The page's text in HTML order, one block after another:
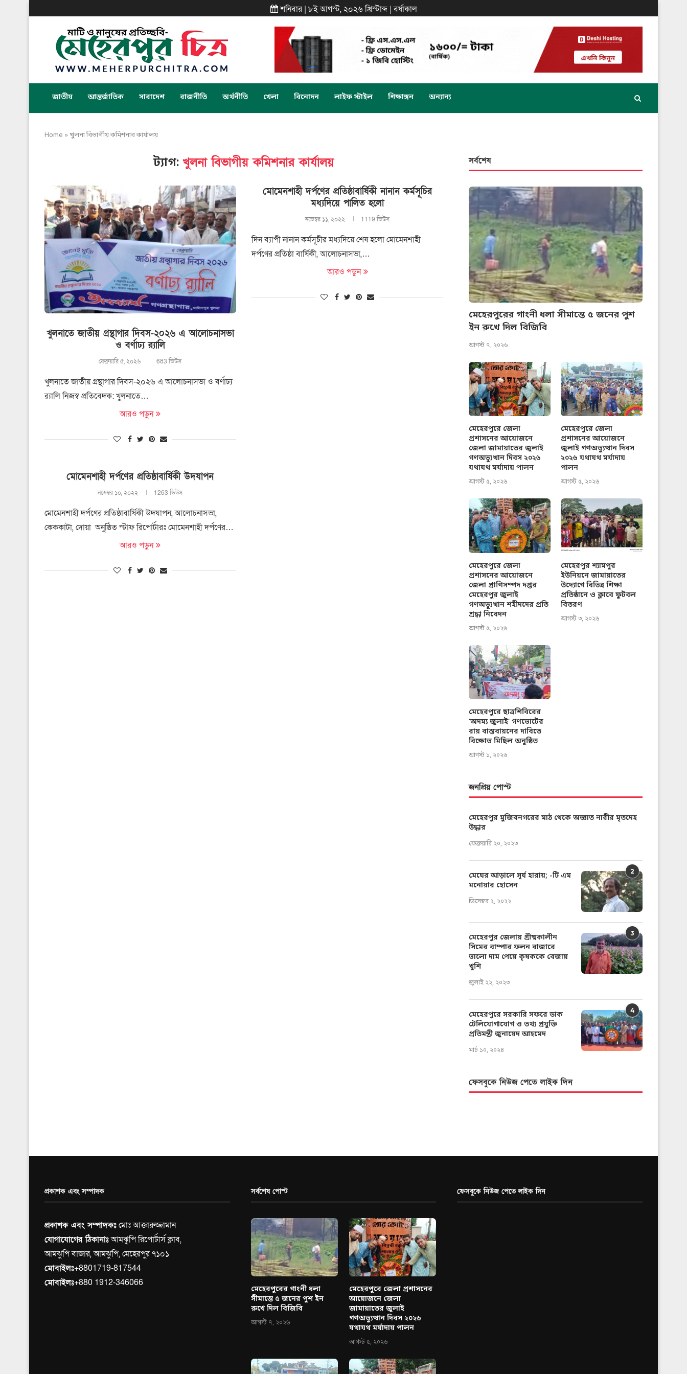
শনিবার | ৮ই আগস্ট, ২০২৬ খ্রিস্টাব্দ | বর্ষাকাল
জাতীয় আন্তর্জাতিক সারাদেশ রাজনীতি অর্থনীতি খেলা বিনোদন লাইফ স্টাইল শিক্ষাঙ্গন অন্যান্য
Home » খুলনা বিভাগীয় কমিশনার কার্যালয়
ট্যাগ:খুলনা বিভাগীয় কমিশনার কার্যালয়
খুলনাতে জাতীয় গ্রন্থাগার দিবস-২০২৬ এ আলোচনাসভা
ও বর্ণাঢ্য র‍্যালি
ফেব্রুয়ারি ৫, ২০২৬ 683 ভিউস
খুলনাতে জাতীয় গ্রন্থাগার দিবস-২০২৬ এ আলোচনাসভা ও বর্ণাঢ্য
র‍্যালি নিজস্ব প্রতিবেদক: খুলনাতে…
আরও পড়ুন
মোমেনশাহী দর্পণের প্রতিষ্ঠাবার্ষিকী নানান কর্মসূচির
মধ্যদিয়ে পালিত হলো
নভেম্বর ১১, ২০২২ 1119 ভিউস
দিন ব্যাপী নানান কর্মসূচীর মধ্যদিয়ে শেষ হলো মোমেনশাহী
দর্পণের প্রতিষ্ঠা বার্ষিকী, আলোচনাসভা,…
আরও পড়ুন
মোমেনশাহী দর্পণের প্রতিষ্ঠাবার্ষিকী উদযাপন
নভেম্বর ১০, ২০২২ 1263 ভিউস
মোমেনশাহী দর্পণের প্রতিষ্ঠাবার্ষিকী উদযাপন, আলোচনাসভা,
কেককাটা, দোয়া অনুষ্ঠিত স্টাফ রিপোর্টারঃ মোমেনশাহী দর্পণের…
আরও পড়ুন
সর্বশেষ
মেহেরপুরের গাংনী ধলা সীমান্তে ৫ জনের পুশ
ইন রুখে দিল বিজিবি
আগস্ট ৭, ২০২৬
মেহেরপুরে জেলা
প্রশাসনের আয়োজনে
জেলা জামায়াতের জুলাই
গণঅভ্যুত্থান দিবস ২০২৬
যথাযথ মর্যাদায় পালন
আগস্ট ৫, ২০২৬
মেহেরপুরে জেলা
প্রশাসনের আয়োজনে
জুলাই গণঅভ্যুত্থান দিবস
২০২৬ যথাযথ মর্যাদায়
পালন
আগস্ট ৫, ২০২৬
মেহেরপুরে জেলা
প্রশাসনের আয়োজনে
জেলা প্রাণিসম্পদ দপ্তর
মেহেরপুর জুলাই
গণঅভ্যুত্থান শহীদদের প্রতি
শ্রদ্ধা নিবেদন
আগস্ট ৫, ২০২৬
মেহেরপুর শ্যামপুর
ইউনিয়নে জামায়াতের
উদ্যোগে বিভিন্ন শিক্ষা
প্রতিষ্ঠানে ও ক্লাবে ফুটবল
বিতরণ
আগস্ট ৩, ২০২৬
মেহেরপুরে ছাত্রশিবিরের
‘অদম্য জুলাই’ গণভোটের
রায় বাস্তবায়নের দাবিতে
বিক্ষোভ মিছিল অনুষ্ঠিত
আগস্ট ১, ২০২৬
জনপ্রিয় পোস্ট
মেহেরপুর মুজিবনগরের মাঠ থেকে অজ্ঞাত নারীর মৃতদেহ
উদ্ধার
ফেব্রুয়ারি ২০, ২০২৩
2
মেঘের আড়ালে সূর্য হারায়; -টি এম
মনোয়ার হোসেন
ডিসেম্বর ২, ২০২২
3
মেহেরপুর জেলায় গ্রীষ্মকালীন
সিমের বাম্পার ফলন বাজারে
ভালো দাম পেয়ে কৃষককে বেজায়
খুশি
জুলাই ২২, ২০২৩
4
মেহেরপুরে সরকারি সফরে ডাক
টেলিযোগাযোগ ও তথ্য প্রযুক্তি
প্রতিমন্ত্রী জুনায়েদ আহমেদ
মার্চ ১০, ২০২৪
ফেসবুকে নিউজ পেতে লাইক দিন
প্রকাশক এবং সম্পাদক
প্রকাশক এবং সম্পাদকঃমোঃ আক্তারুজ্জামান
যোগাযোগের ঠিকানাঃআমঝুপি রিপোর্টার্স ক্লাব,
আমঝুপি বাজার, আমঝুপি, মেহেরপুর ৭১০১
মোবাইলঃ+8801719-817544
মোবাইলঃ+880 1912-346066
সর্বশেষ পোস্ট
মেহেরপুরের গাংনী ধলা
সীমান্তে ৫ জনের পুশ ইন
রুখে দিল বিজিবি
আগস্ট ৭, ২০২৬
মেহেরপুরে জেলা প্রশাসনের
আয়োজনে জেলা
জামায়াতের জুলাই
গণঅভ্যুত্থান দিবস ২০২৬
যথাযথ মর্যাদায় পালন
আগস্ট ৫, ২০২৬
ফেসবুকে নিউজ পেতে লাইক দিন